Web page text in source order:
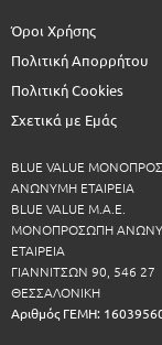
Όροι Χρήσης
Πολιτική Απορρήτου
Πολιτική Cookies
Σχετικά με Εμάς
BLUE VALUE
ΑΝΩΝΥΜΗ ΕΤΑΙΡΕΙΑ
BLUE VALUE Μ.Α.Ε.
ΜΟΝΟΠΡΟΣΩΠΗ
ΕΤΑΙΡΕΙΑ
ΓΙΑΝΝΙΤΣΩΝ 90, 546 27
ΘΕΣΣΑΛΟΝΙΚΗ
Αριθμός ΓΕΜΗ: